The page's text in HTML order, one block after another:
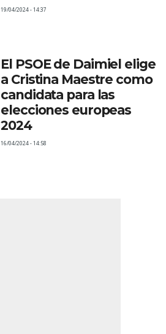
19/04/2024 - 14:37
El PSOE de Daimiel elige
a Cristina Maestre como
candidata para las
elecciones europeas
2024
16/04/2024 - 14:58